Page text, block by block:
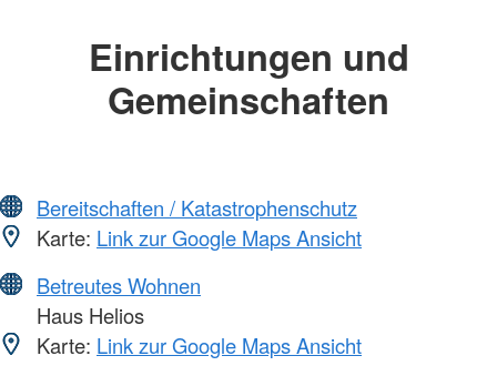
Einrichtungen und
Gemeinschaften
Bereitschaften / Katastrophenschutz
Karte: Link zur Google Maps Ansicht
Betreutes Wohnen
Haus Helios
Karte: Link zur Google Maps Ansicht